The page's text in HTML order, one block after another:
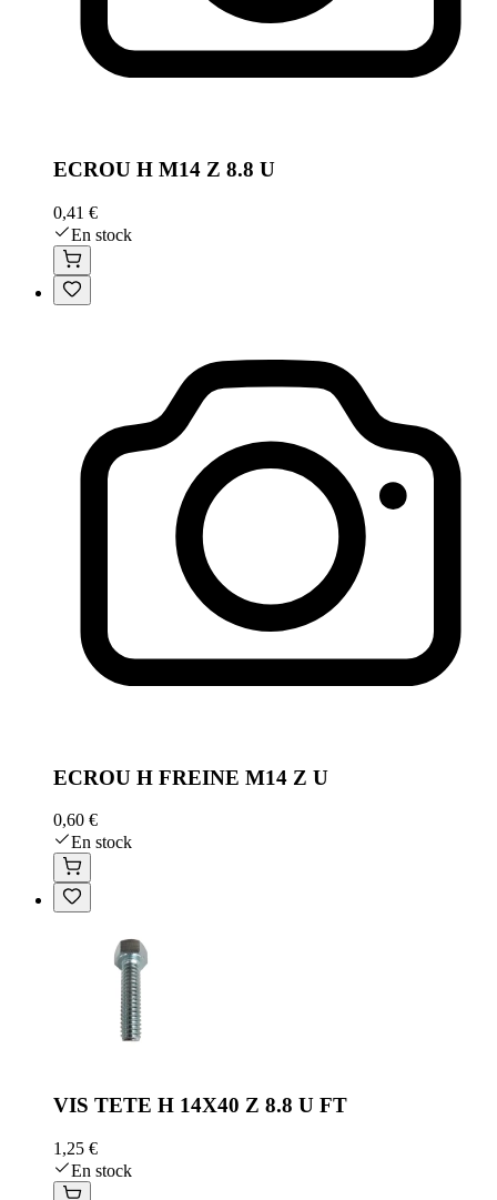
ECROU H M14 Z 8.8 U
0,41 €
En stock
ECROU H FREINE M14 Z U
0,60 €
En stock
VIS TETE H 14X40 Z 8.8 U FT
1,25 €
En stock